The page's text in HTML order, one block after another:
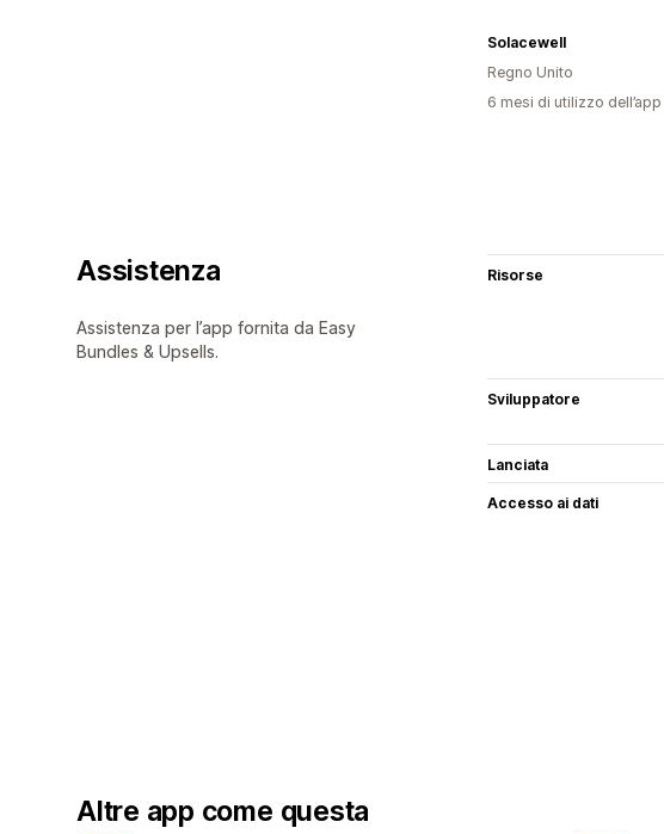
Solacewell
Regno Unito
6 mesi di utilizzo dell’app
Assistenza
Assistenza per l’app fornita da Easy
Bundles & Upsells.
Risorse
Sviluppatore
Lanciata
Accesso ai dati
Altre app come questa